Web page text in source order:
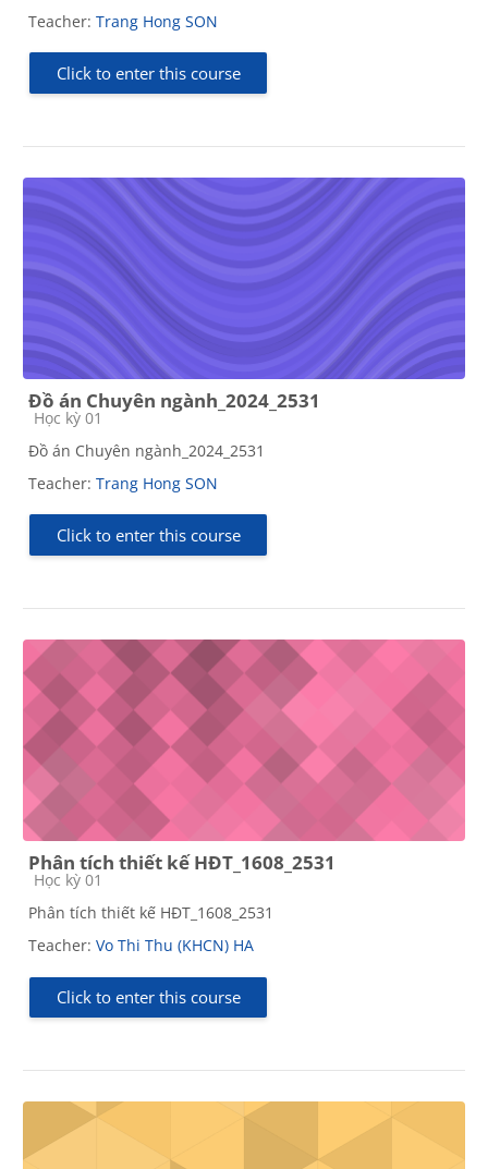
Teacher: Trang Hong SON
Click to enter this course
Đồ án Chuyên ngành_2024_2531
Course category
Học kỳ 01
Đồ án Chuyên ngành_2024_2531
Teacher: Trang Hong SON
Click to enter this course
Phân tích thiết kế HĐT_1608_2531
Course category
Học kỳ 01
Phân tích thiết kế HĐT_1608_2531
Teacher: Vo Thi Thu (KHCN) HA
Click to enter this course